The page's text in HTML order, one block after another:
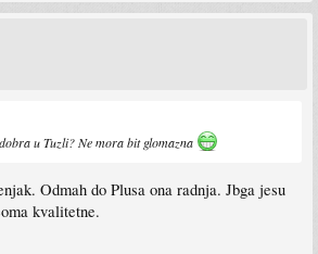
u Tuzli? Ne mora bit glomazna
Odmah do Plusa ona radnja. Jbga jesu
kvalitetne.